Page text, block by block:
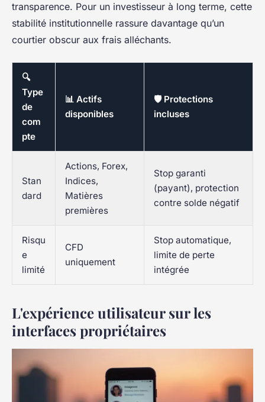
transparence. Pour un investisseur à long terme, cette
stabilité institutionnelle rassure davantage qu’un
courtier obscur aux frais alléchants.
🔍
Type
de
com
pte
📊 Actifs
disponibles
🛡️ Protections
incluses
Stan
dard
Actions, Forex,
Indices,
Matières
premières
Stop garanti
(payant), protection
contre solde négatif
Risqu
e
limité
CFD
uniquement
Stop automatique,
limite de perte
intégrée
L'expérience utilisateur sur les
interfaces propriétaires